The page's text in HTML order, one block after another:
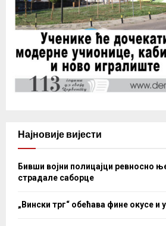
Најновије вијести
Бивши војни полицајци ревносно
страдале саборце
„Вински трг“ обећава фине окусе